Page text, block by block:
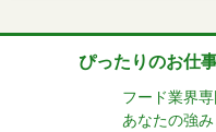
ぴったりのお仕
フード業界
あなたの強み